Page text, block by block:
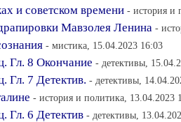
и советском времени - история и
Мавзолея Ленина -
- мистика, 15.04.2023 16:03
Гл. 8 Окончание - детективы,
Гл. 7 Детектив. - детективы,
- история и политика, 13.04.2023
Гл. 6 Детектив - детективы,